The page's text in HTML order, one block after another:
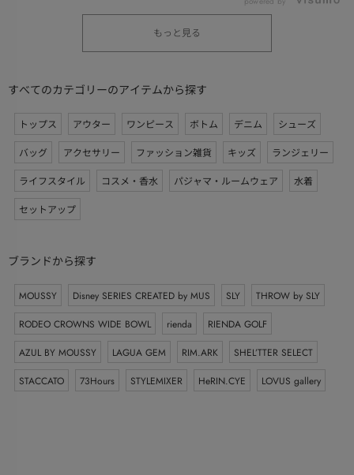
もっと見る
すべてのカテゴリーのアイテムから探す
トップス アウター ワンピース ボトム デニム
シューズ
バッグ
アクセサリー ファッション雑貨 キッズ
ランジェリー
ライフスタイル
コスメ・香水 パジャマ・ルームウェア
水着
セットアップ
ブランドから探す
MOUSSY Disney SERIES CREATED by MUS SLY
THROW by SLY
RODEO CROWNS WIDE BOWL
rienda
RIENDA GOLF
AZUL BY MOUSSY
LAGUA GEM RIM.ARK
SHEL’TTER SELECT
STACCATO
73Hours STYLEMIXER HeRIN.CYE LOVUS gallery